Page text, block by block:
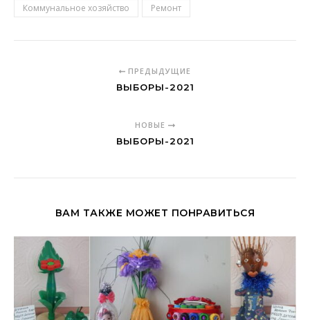
Коммунальное хозяйство Ремонт
ПРЕДЫДУЩИЕ
ВЫБОРЫ-2021
НОВЫЕ
ВЫБОРЫ-2021
ВАМ ТАКЖЕ МОЖЕТ ПОНРАВИТЬСЯ